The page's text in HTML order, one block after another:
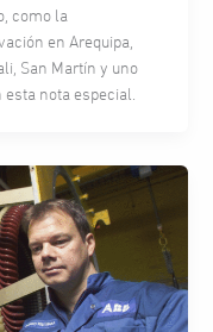
como la
en Arequipa,
San Martín y uno
nota especial.